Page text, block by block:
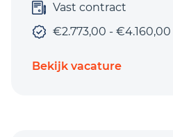
Vast contract
€2.773,00 - €4.160,00
Bekijk vacature